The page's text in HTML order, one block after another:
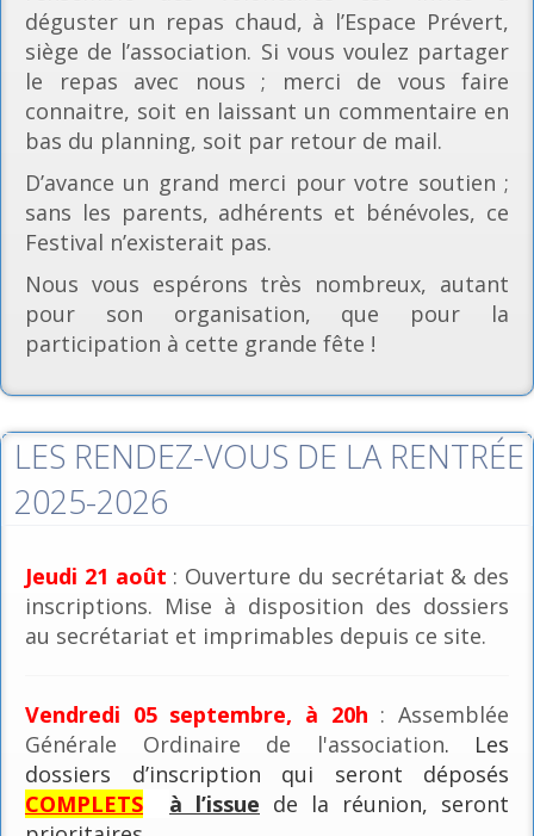
déguster un repas chaud, à l’Espace Prévert,
siège de l’association. Si vous voulez partager
le repas avec nous ; merci de vous faire
connaitre, soit en laissant un commentaire en
bas du planning, soit par retour de mail.
D’avance un grand merci pour votre soutien ;
sans les parents, adhérents et bénévoles, ce
Festival n’existerait pas.
Nous vous espérons très nombreux, autant
pour son organisation, que pour la
participation à cette grande fête !
LES RENDEZ-VOUS DE LA RENTRÉE
2025-2026
Jeudi 21 août : Ouverture du secrétariat & des
inscriptions. Mise à disposition des dossiers
au secrétariat et imprimables depuis ce site.
Vendredi 05 septembre, à 20h : Assemblée
Générale Ordinaire de l'association. Les
dossiers d’inscription qui seront déposés
COMPLETS
à l’issue de la réunion, seront